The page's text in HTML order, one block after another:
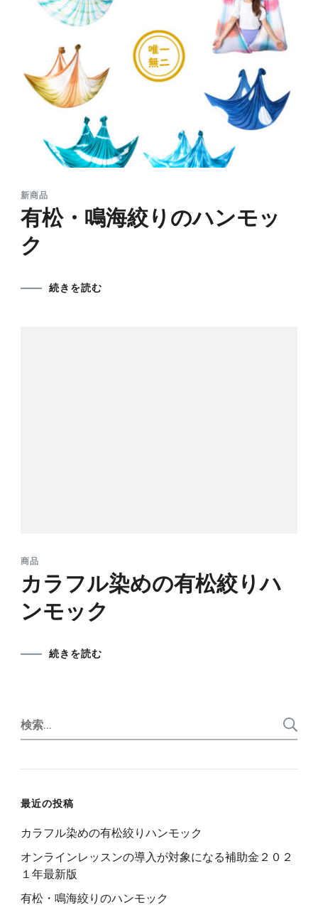
新商品
有松・鳴海絞りのハンモッ
ク
続きを読む
商品
カラフル染めの有松絞りハ
ンモック
続きを読む
検
索:
最近の投稿
カラフル染めの有松絞りハンモック
オンラインレッスンの導入が対象になる補助金２０２
１年最新版
有松・鳴海絞りのハンモック